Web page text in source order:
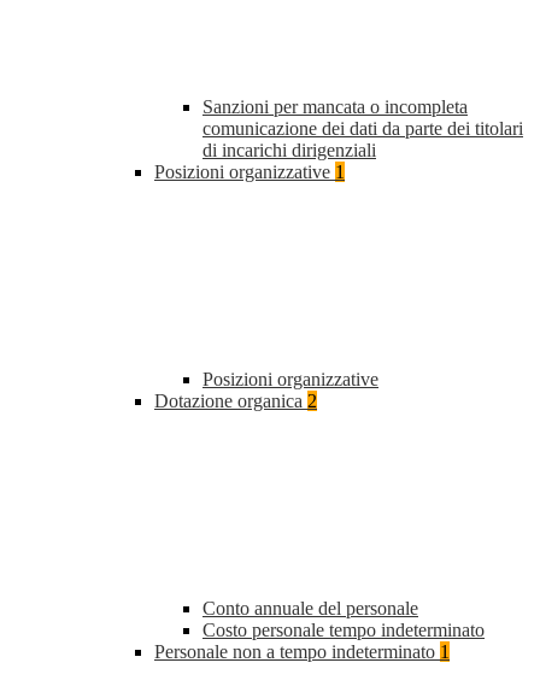
Sanzioni per mancata o incompleta
comunicazione dei dati da parte dei titolari
di incarichi dirigenziali
Posizioni organizzative 1
Posizioni organizzative
Dotazione organica 2
Conto annuale del personale
Costo personale tempo indeterminato
Personale non a tempo indeterminato 1